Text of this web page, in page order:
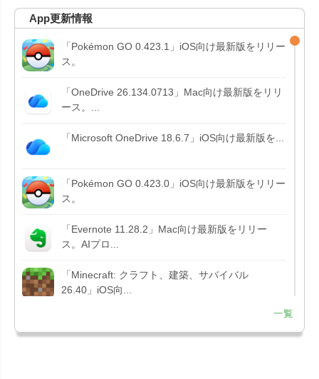
App更新情報
「Pokémon GO 0.423.1」iOS向け最新版をリリー
ス。
「OneDrive 26.134.0713」Mac向け最新版をリリ
ース。...
「Microsoft OneDrive 18.6.7」iOS向け最新版を...
「Pokémon GO 0.423.0」iOS向け最新版をリリー
ス。
「Evernote 11.28.2」Mac向け最新版をリリー
ス。AIプロ...
「Minecraft: クラフト、建築、サバイバル
26.40」iOS向...
151.0.7922....
一覧